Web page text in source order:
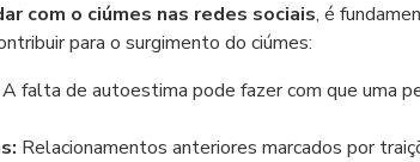
com o ciúmes nas redes sociais, é
para o surgimento do ciúmes:
A falta de autoestima pode fazer com que uma
Relacionamentos anteriores marcados por